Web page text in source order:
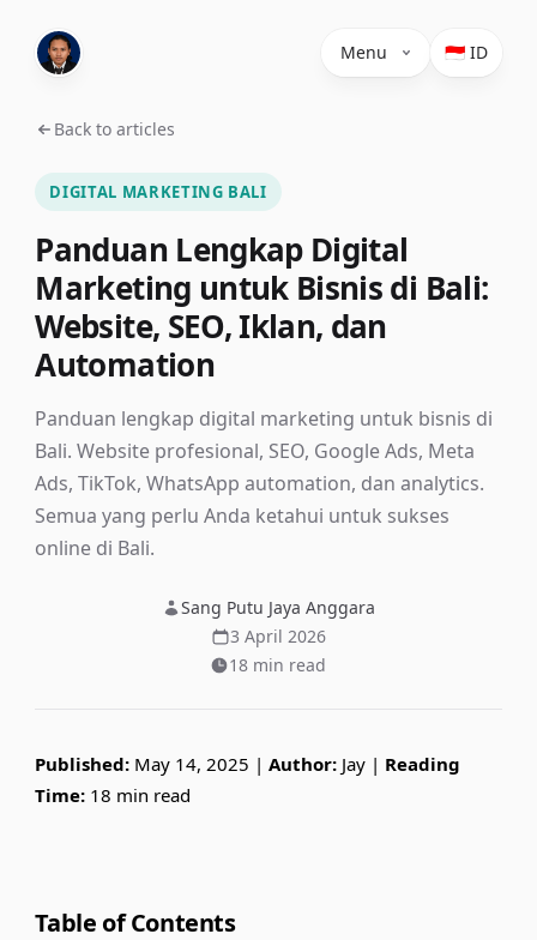
Menu 🇮🇩 ID
Back to articles
DIGITAL MARKETING BALI
Panduan Lengkap Digital
Marketing untuk Bisnis di Bali:
Website, SEO, Iklan, dan
Automation
Panduan lengkap digital marketing untuk bisnis di
Bali. Website profesional, SEO, Google Ads, Meta
Ads, TikTok, WhatsApp automation, dan analytics.
Semua yang perlu Anda ketahui untuk sukses
online di Bali.
Sang Putu Jaya Anggara
3 April 2026
18 min read
Published: May 14, 2025 |Author: Jay | Reading
Time: 18 min read
Table of Contents